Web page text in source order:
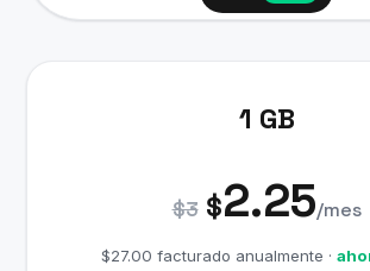
1 GB
$3 $2.25/mes
$27.00 facturado anualmente ·